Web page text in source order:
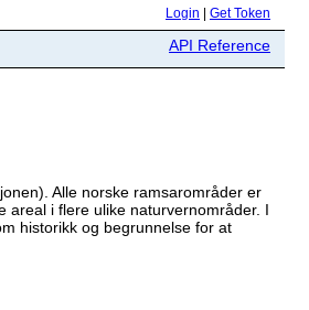
Login Get Token
API Reference
Alle norske ramsarområder er
areal i flere ulike naturvernområder. I
historikk og begrunnelse for at